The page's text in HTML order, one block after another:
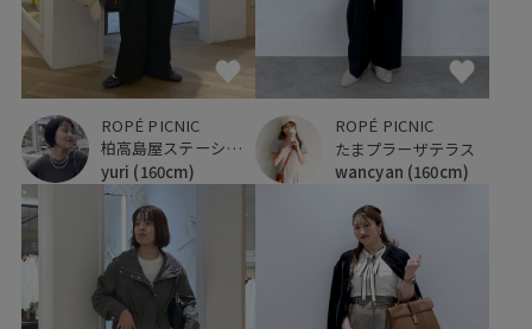
ROPÉ PICNIC
柏高島屋ステーションモール
yuri (160cm)
ROPÉ PICNIC
たまプラーザテラス
wancyan (160cm)